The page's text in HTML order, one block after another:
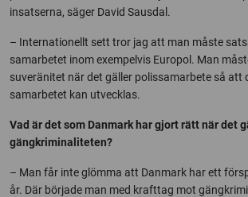
insatserna, säger David Sausdal.
– Internationellt sett tror jag att man måste
samarbetet inom exempelvis Europol. Man
suveränitet när det gäller polissamarbete så att
samarbetet kan utvecklas.
Vad är det som Danmark har gjort rätt när det
gängkriminaliteten?
– Man får inte glömma att Danmark har ett
år. Där började man med krafttag mot